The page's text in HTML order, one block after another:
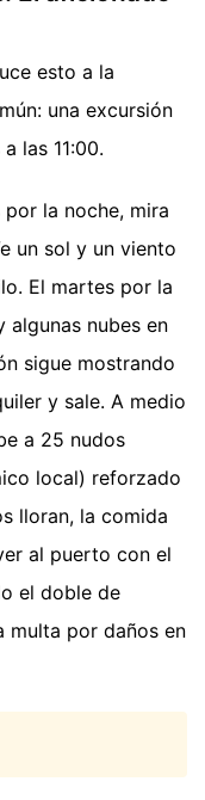
esto a la
una excursión
las 11:00.
por la noche, mira
un sol y un viento
El martes por la
algunas nubes en
sigue mostrando
y sale. A medio
a 25 nudos
local) reforzado
lloran, la comida
al puerto con el
el doble de
multa por daños en